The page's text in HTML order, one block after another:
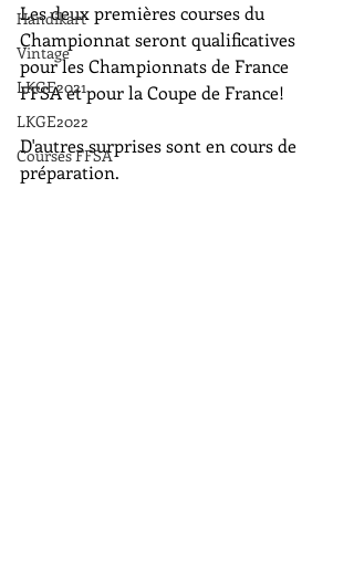
Handikart
Vintage
LKGE2021
LKGE2022
Courses FFSA
Les deux premières courses du
Championnat seront qualificatives
pour les Championnats de France
FFSA et pour la Coupe de France!
D'autres surprises sont en cours de
préparation.